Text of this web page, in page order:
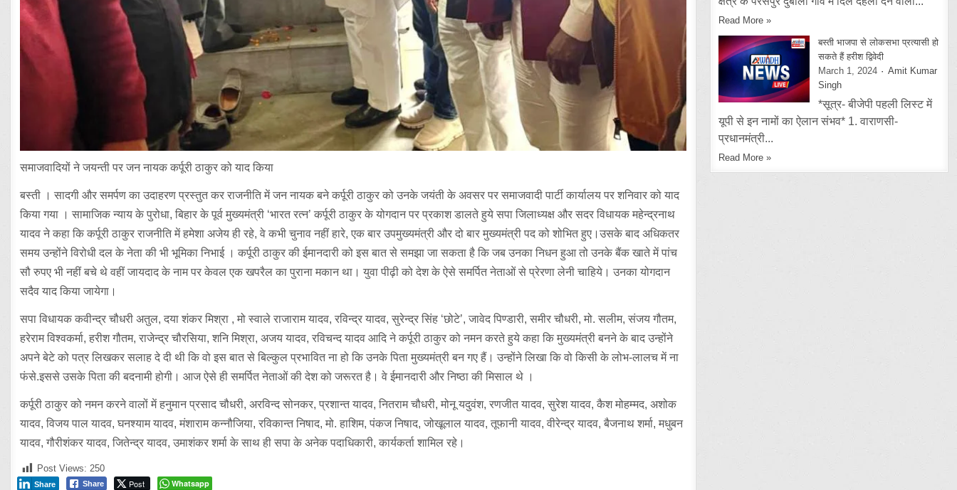
समाजवादियों ने जयन्ती पर जन नायक कर्पूरी ठाकुर को याद किया
बस्ती । सादगी और समर्पण का उदाहरण प्रस्तुत कर राजनीति में जन नायक बने कर्पूरी ठाकुर को उनके जयंती के अवसर पर समाजवादी पार्टी कार्यालय पर शनिवार को याद
किया गया । सामाजिक न्याय के पुरोधा, बिहार के पूर्व मुख्यमंत्री ‘भारत रत्न’ कर्पूरी ठाकुर के योगदान पर प्रकाश डालते हुये सपा जिलाध्यक्ष और सदर विधायक महेन्द्रनाथ
यादव ने कहा कि कर्पूरी ठाकुर राजनीति में हमेशा अजेय ही रहे, वे कभी चुनाव नहीं हारे, एक बार उपमुख्यमंत्री और दो बार मुख्यमंत्री पद को शोभित हुए।उसके बाद अधिकतर
समय उन्होंने विरोधी दल के नेता की भी भूमिका निभाई । कर्पूरी ठाकुर की ईमानदारी को इस बात से समझा जा सकता है कि जब उनका निधन हुआ तो उनके बैंक खाते में पांच
सौ रुपए भी नहीं बचे थे वहीं जायदाद के नाम पर केवल एक खपरैल का पुराना मकान था। युवा पीढ़ी को देश के ऐसे समर्पित नेताओं से प्रेरणा लेनी चाहिये। उनका योगदान
सदैव याद किया जायेगा।
सपा विधायक कवीन्द्र चौधरी अतुल, दया शंकर मिश्रा , मो स्वाले राजाराम यादव, रविन्द्र यादव, सुरेन्द्र सिंह ‘छोटे’, जावेद पिण्डारी, समीर चौधरी, मो. सलीम, संजय गौतम,
हरेराम विश्वकर्मा, हरीश गौतम, राजेन्द्र चौरसिया, शनि मिश्रा, अजय यादव, रविचन्द यादव आदि ने कर्पूरी ठाकुर को नमन करते हुये कहा कि मुख्यमंत्री बनने के बाद उन्होंने
अपने बेटे को पत्र लिखकर सलाह दे दी थी कि वो इस बात से बिल्कुल प्रभावित ना हो कि उनके पिता मुख्यमंत्री बन गए हैं। उन्होंने लिखा कि वो किसी के लोभ-लालच में ना
फंसे.इससे उसके पिता की बदनामी होगी। आज ऐसे ही समर्पित नेताओं की देश को जरूरत है। वे ईमानदारी और निष्ठा की मिसाल थे ।
कर्पूरी ठाकुर को नमन करने वालों में हनुमान प्रसाद चौधरी, अरविन्द सोनकर, प्रशान्त यादव, नितराम चौधरी, मोनू यदुवंश, रणजीत यादव, सुरेश यादव, कैश मोहम्मद, अशोक
यादव, विजय पाल यादव, घनश्याम यादव, मंशाराम कन्नौजिया, रविकान्त निषाद, मो. हाशिम, पंकज निषाद, जोखूलाल यादव, तूफानी यादव, वीरेन्द्र यादव, बैजनाथ शर्मा, मधुबन
यादव, गौरीशंकर यादव, जितेन्द्र यादव, उमाशंकर शर्मा के साथ ही सपा के अनेक पदाधिकारी, कार्यकर्ता शामिल रहे।
Post Views: 250
Share Post
Share Whatsapp
Read More »
बस्ती भाजपा से लोकसभा प्रत्यासी हो
सकते हैं हरीश द्विवेदी
March 1, 2024
Amit Kumar
Singh
*सूत्र- बीजेपी पहली लिस्ट में
यूपी से इन नामों का ऐलान संभव* 1. वाराणसी-
प्रधानमंत्री...
Read More »